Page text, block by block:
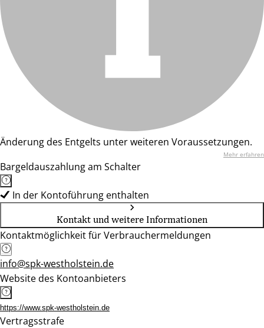
Änderung des Entgelts unter weiteren Voraussetzungen.
Mehr erfahren
Bargeldauszahlung am Schalter
In der Kontoführung enthalten
Kontakt und weitere Informationen
Kontaktmöglichkeit für Verbrauchermeldungen
info@spk-westholstein.de
Website des Kontoanbieters
https://www.spk-westholstein.de
Vertragsstrafe